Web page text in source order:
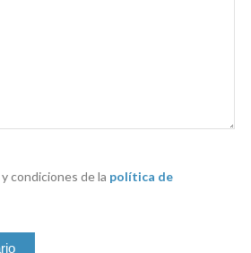
condiciones de la política de